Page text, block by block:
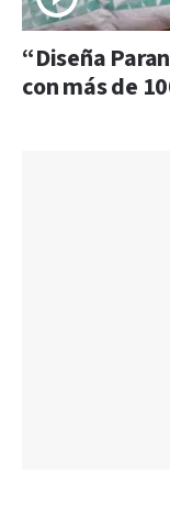
“Diseña
con más de